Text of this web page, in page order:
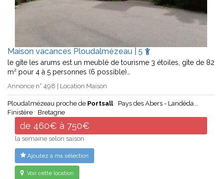
Maison vacances Ploudalmézeau | 5
le gîte les arums est un meublé de tourisme 3 étoiles, gîte de 82
m² pour 4 à 5 personnes (6 possible)…
Annonce n° 498 | Location Maison
Ploudalmézeau proche de Portsall
Pays des Abers - Landéda...
Finistère
Bretagne
de 460€ à 750€
la semaine selon saison
Ajoutez à ma sélection
Voir cette location